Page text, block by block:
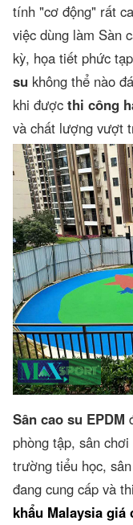
tính "cơ động" rất
việc dùng làm Sàn
kỳ, họa tiết phức
su không thể nào
khi được thi công
và chất lượng vượt
Sân cao su EPDM
phòng tập, sân
trường tiểu học,
đang cung cấp và
khẩu Malaysia giá